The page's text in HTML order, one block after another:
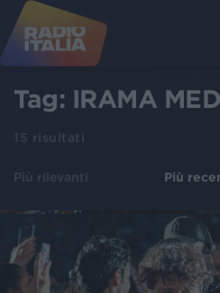
Tag: IRAMA
15 risultati
Più rilevanti Più